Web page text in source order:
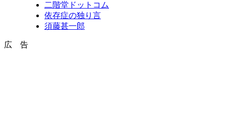
二階堂ドットコム
依存症の独り言
須藤甚一郎
広 告